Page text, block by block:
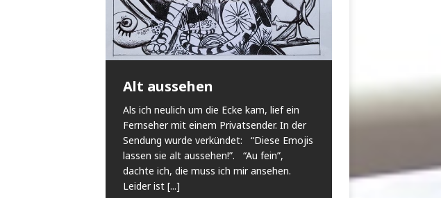
Alt aussehen
Als ich neulich um die Ecke kam, lief ein
Fernseher mit einem Privatsender. In der
Sendung wurde verkündet: “Diese Emojis
lassen sie alt aussehen!”. “Au fein”,
dachte ich, die muss ich mir ansehen.
Leider ist [...]